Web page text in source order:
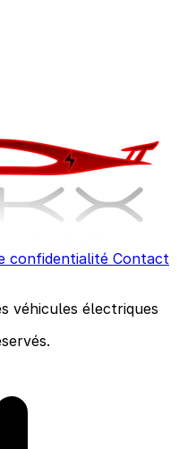
confidentialité Contact
véhicules électriques